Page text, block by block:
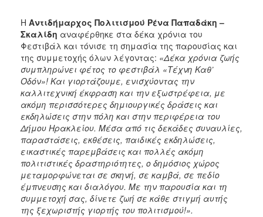
Η Αντιδήμαρχος Πολιτισμού Ρένα Παπαδάκη –
Σκαλίδη αναφέρθηκε στα δέκα χρόνια του
Φεστιβάλ και τόνισε τη σημασία της παρουσίας και
της συμμετοχής όλων λέγοντας: «Δέκα χρόνια ζωής
συμπληρώνει φέτος το φεστιβάλ «Τέχνη Καθ’
Οδόν»! Και γιορτάζουμε, ενισχύοντας την
καλλιτεχνική έκφραση και την εξωστρέφεια, με
ακόμη περισσότερες δημιουργικές δράσεις και
εκδηλώσεις στην πόλη και στην περιφέρεια του
Δήμου Ηρακλείου. Μέσα από τις δεκάδες συναυλίες,
παραστάσεις, εκθέσεις, παιδικές εκδηλώσεις,
εικαστικές παρεμβάσεις και πολλές ακόμη
πολιτιστικές δραστηριότητες, ο δημόσιος χώρος
μεταμορφώνεται σε σκηνή, σε καμβά, σε πεδίο
έμπνευσης και διαλόγου. Με την παρουσία και τη
συμμετοχή σας, δίνετε ζωή σε κάθε στιγμή αυτής
της ξεχωριστής γιορτής του πολιτισμού!».